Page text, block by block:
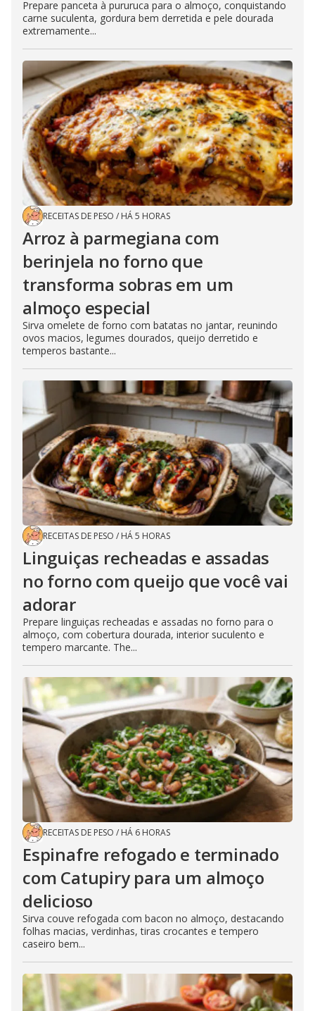
Prepare panceta à pururuca para o almoço, conquistando
carne suculenta, gordura bem derretida e pele dourada
extremamente...
RECEITAS DE PESO / HÁ 5 HORAS
Arroz à parmegiana com
berinjela no forno que
transforma sobras em um
almoço especial
Sirva omelete de forno com batatas no jantar, reunindo
ovos macios, legumes dourados, queijo derretido e
temperos bastante...
RECEITAS DE PESO / HÁ 5 HORAS
Linguiças recheadas e assadas
no forno com queijo que você vai
adorar
Prepare linguiças recheadas e assadas no forno para o
almoço, com cobertura dourada, interior suculento e
tempero marcante. The...
RECEITAS DE PESO / HÁ 6 HORAS
Espinafre refogado e terminado
com Catupiry para um almoço
delicioso
Sirva couve refogada com bacon no almoço, destacando
folhas macias, verdinhas, tiras crocantes e tempero
caseiro bem...